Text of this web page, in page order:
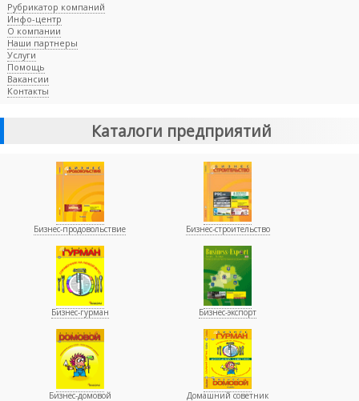
Рубрикатор компаний
Инфо-центр
О компании
Наши партнеры
Услуги
Помощь
Вакансии
Контакты
Каталоги предприятий
Бизнес-продовольствие Бизнес-строительство
Бизнес-гурман Бизнес-экспорт
Бизнес-домовой Домашний советник